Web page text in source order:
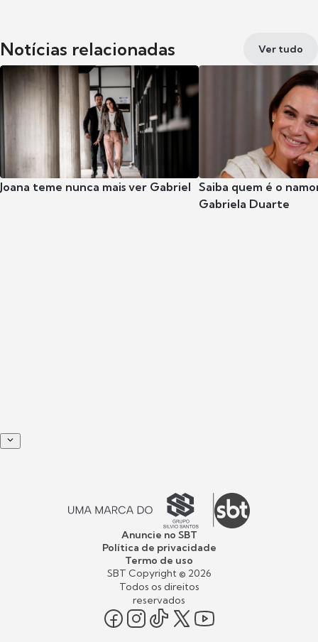
Notícias relacionadas Ver tudo
Joana teme nunca mais ver Gabriel Saiba quem é o
Gabriela Duarte
Anuncie no SBT
Política de privacidade
Termo de uso
SBT Copyright © 2026
Todos os direitos
reservados